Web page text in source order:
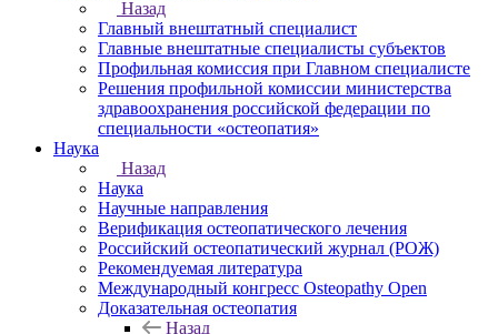
Назад
Главный внештатный специалист
Главные внештатные специалисты субъектов
Профильная комиссия при Главном специалисте
Решения профильной комиссии министерства
здравоохранения российской федерации по
специальности «остеопатия»
Наука
Назад
Наука
Научные направления
Верификация остеопатического лечения
Российский остеопатический журнал (РОЖ)
Рекомендуемая литература
Международный конгресс Osteopathy Open
Доказательная остеопатия
Назад